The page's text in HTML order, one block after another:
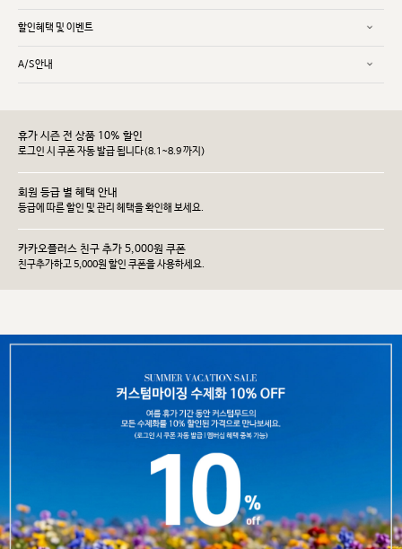
할인혜택 및 이벤트
A/S안내
휴가 시즌 전 상품 10% 할인
로그인 시 쿠폰 자동 발급 됩니다(8.1~8.9 까지)
회원 등급 별 혜택 안내
등급에 따른 할인 및 관리 헤택을 확인해 보세요.
카카오플러스 친구 추가 5,000원 쿠폰
친구추가하고 5,000원 할인 쿠폰을 사용하세요.